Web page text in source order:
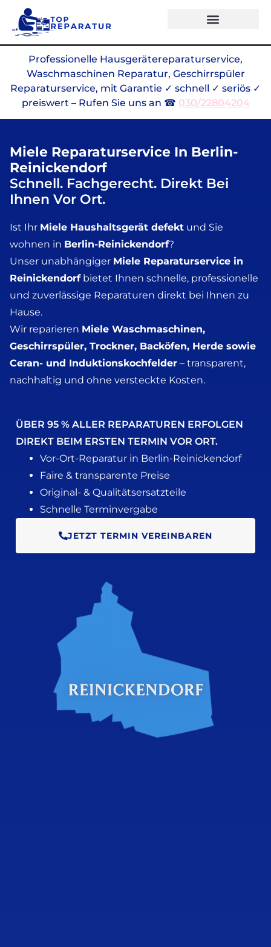
Professionelle Hausgerätereparaturservice,
Waschmaschinen Reparatur, Geschirrspüler
Reparaturservice, mit Garantie ✓ schnell ✓ seriös ✓
preiswert – Rufen Sie uns an ☎ 030/22804204
Miele Reparaturservice In Berlin-
Reinickendorf
Schnell. Fachgerecht. Direkt Bei
Ihnen Vor Ort.
Ist Ihr Miele Haushaltsgerät defekt und Sie
wohnen in Berlin-Reinickendorf?
Unser unabhängiger Miele Reparaturservice in
Reinickendorfbietet Ihnen schnelle, professionelle
und zuverlässige Reparaturen direkt bei Ihnen zu
Hause.
Wir reparieren Miele Waschmaschinen,
Geschirrspüler, Trockner, Backöfen, Herde sowie
Ceran- und Induktionskochfelder – transparent,
nachhaltig und ohne versteckte Kosten.
ÜBER 95 % ALLER REPARATUREN ERFOLGEN
DIREKT BEIM ERSTEN TERMIN VOR ORT.
Vor-Ort-Reparatur in Berlin-Reinickendorf
Faire & transparente Preise
Original- & Qualitätsersatzteile
Schnelle Terminvergabe
JETZT TERMIN VEREINBAREN